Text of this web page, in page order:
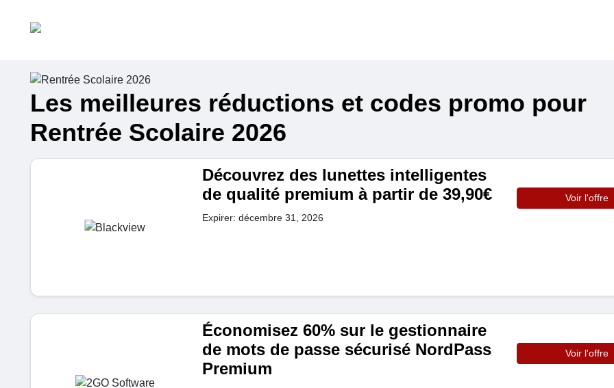
Les meilleures réductions et codes promo pour
Rentrée Scolaire 2026
Découvrez des lunettes intelligentes
de qualité premium à partir de 39,90€
Expirer: décembre 31, 2026
Voir l'offre
Économisez 60% sur le gestionnaire
de mots de passe sécurisé NordPass
Premium
Voir l'offre